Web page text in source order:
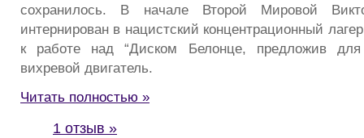
сохранилось. В начале Второй Мировой
интернирован в нацистский концентрационный
к работе над “Диском Белонце, предложив для
вихревой двигатель.
Читать полностью »
1 отзыв »